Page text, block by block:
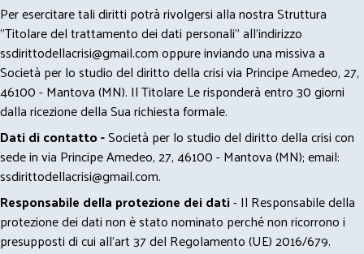
Per esercitare tali diritti potrà rivolgersi alla nostra Struttura
"Titolare del trattamento dei dati personali" all'indirizzo
ssdirittodellacrisi@gmail.comoppure inviando una missiva a
Società per lo studio del diritto della crisi via Principe Amedeo, 27,
46100 - Mantova (MN). Il Titolare Le risponderà entro 30 giorni
dalla ricezione della Sua richiesta formale.
Dati di contatto -Società per lo studio del diritto della crisi con
sede in via Principe Amedeo, 27, 46100 - Mantova (MN); email:
ssdirittodellacrisi@gmail.com.
Responsabile della protezione dei dati- Il Responsabile della
protezione dei dati non è stato nominato perché non ricorrono i
presupposti di cui all’art 37 del Regolamento (UE) 2016/679.